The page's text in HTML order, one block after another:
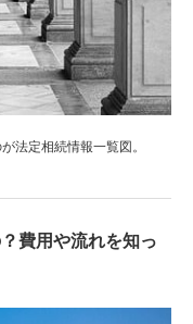
法定相続情報一覧図。
費用や流れを知っ